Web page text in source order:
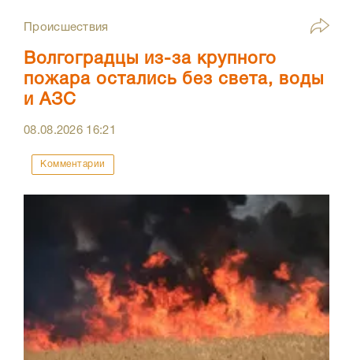
Происшествия
Волгоградцы из-за крупного
пожара остались без света, воды
и АЗС
08.08.2026 16:21
Комментарии